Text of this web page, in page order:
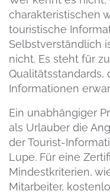
charakteristischen
touristische
Selbstverständlich
nicht. Es steht für
Qualitätsstandards,
Informationen
Ein unabhängiger
als Urlauber die
der Tourist-
Lupe. Für eine
Mindestkriterien,
Mitarbeiter,